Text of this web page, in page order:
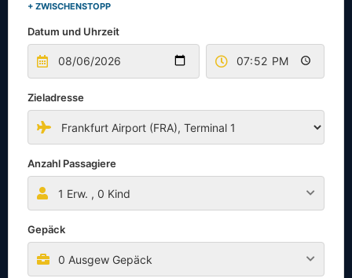
+ ZWISCHENSTOPP
Datum und Uhrzeit
Zieladresse
Anzahl Passagiere
1 Erw. , 0 Kind
Gepäck
0 Ausgew Gepäck